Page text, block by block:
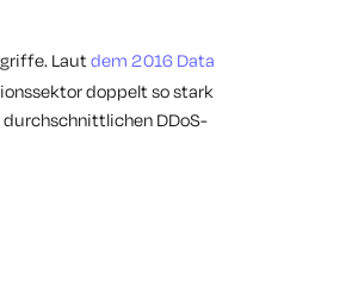
Laut dem 2016 Data
doppelt so stark
DDoS-